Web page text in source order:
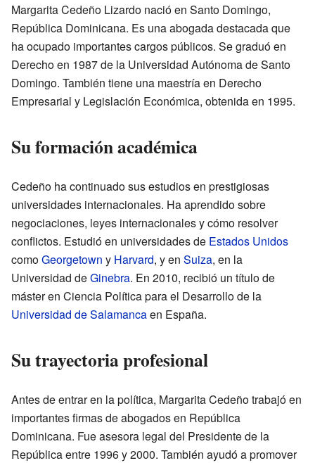
Margarita Cedeño Lizardo nació en Santo Domingo,
República Dominicana. Es una abogada destacada que
ha ocupado importantes cargos públicos. Se graduó en
Derecho en 1987 de la Universidad Autónoma de Santo
Domingo. También tiene una maestría en Derecho
Empresarial y Legislación Económica, obtenida en 1995.
Su formación académica
Cedeño ha continuado sus estudios en prestigiosas
universidades internacionales. Ha aprendido sobre
negociaciones, leyes internacionales y cómo resolver
conflictos. Estudió en universidades de Estados Unidos
comoGeorgetown y Harvard, y en Suiza, en la
Universidad deGinebra. En 2010, recibió un título de
máster en Ciencia Política para el Desarrollo de la
Universidad de Salamancaen España.
Su trayectoria profesional
Antes de entrar en la política, Margarita Cedeño trabajó en
importantes firmas de abogados en República
Dominicana. Fue asesora legal del Presidente de la
República entre 1996 y 2000. También ayudó a promover